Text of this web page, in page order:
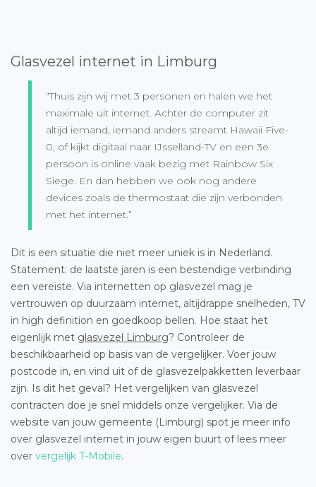
Glasvezel internet in Limburg
“Thuis zijn wij met 3 personen en halen we het
maximale uit internet. Achter de computer zit
altijd iemand, iemand anders streamt Hawaii Five-
0, of kijkt digitaal naar IJsselland-TV en een 3e
persoon is online vaak bezig met Rainbow Six
Siege. En dan hebben we ook nog andere
devices zoals de thermostaat die zijn verbonden
met het internet.”
Dit is een situatie die niet meer uniek is in Nederland.
Statement: de laatste jaren is een bestendige verbinding
een vereiste. Via internetten op glasvezel mag je
vertrouwen op duurzaam internet, altijdrappe snelheden, TV
in high definition en goedkoop bellen. Hoe staat het
eigenlijk met glasvezel Limburg? Controleer de
beschikbaarheid op basis van de vergelijker. Voer jouw
postcode in, en vind uit of de glasvezelpakketten leverbaar
zijn. Is dit het geval? Het vergelijken van glasvezel
contracten doe je snel middels onze vergelijker. Via de
website van jouw gemeente (Limburg) spot je meer info
over glasvezel internet in jouw eigen buurt of lees meer
over vergelijk T-Mobile.